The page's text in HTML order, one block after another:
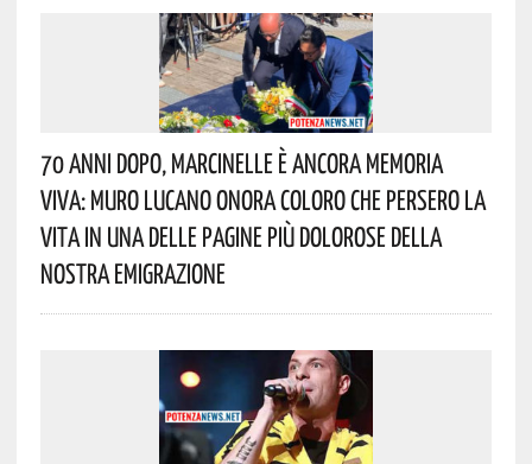
70 Anni Dopo, Marcinelle È Ancora Memoria
Viva: Muro Lucano Onora Coloro Che Persero La
Vita In Una Delle Pagine Più Dolorose Della
Nostra Emigrazione